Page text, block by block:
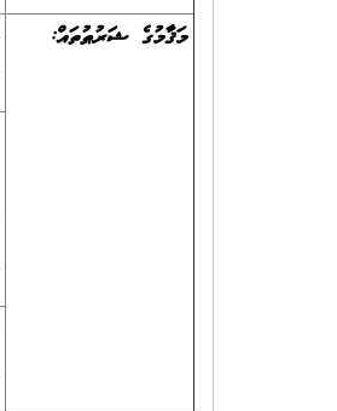
މަޤާމުގެ ޝަރުޠުތައް: